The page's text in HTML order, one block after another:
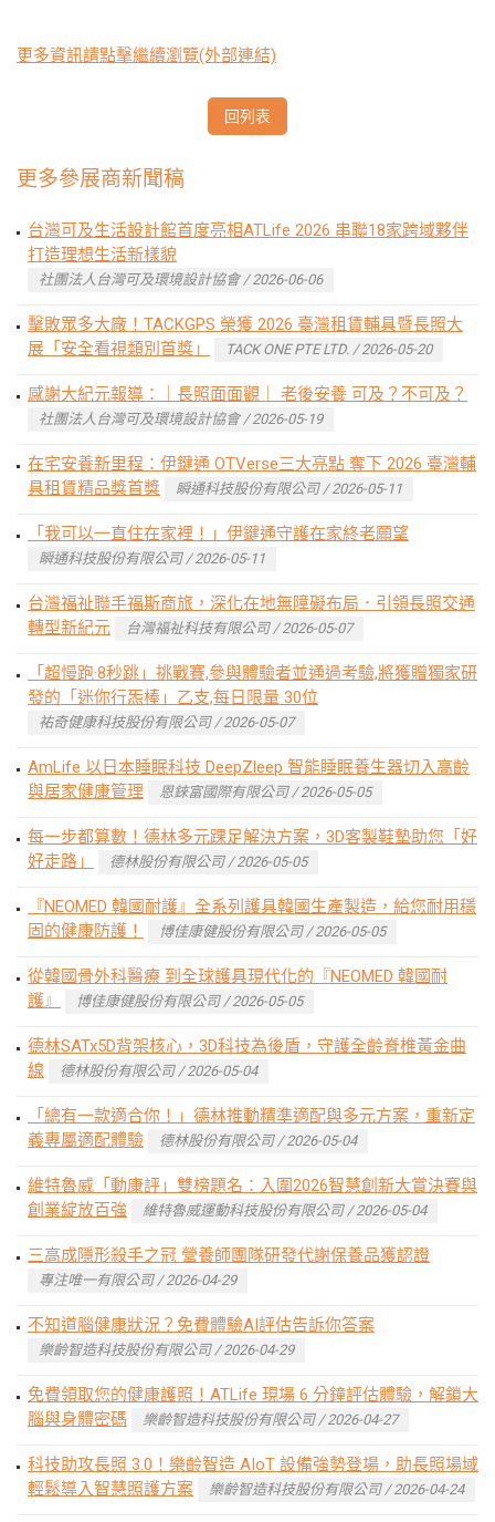
更多資訊請點擊繼續瀏覽(外部連結)
回列表
更多參展商新聞稿
台灣可及生活設計館首度亮相ATLife 2026 串聯18家跨域夥伴
打造理想生活新樣貌
社團法人台灣可及環境設計協會 / 2026-06-06
擊敗眾多大廠！TACKGPS 榮獲 2026 臺灣租賃輔具暨長照大
展「安全看視類別首獎」
TACK ONE PTE LTD. / 2026-05-20
感謝大紀元報導：｜長照面面觀｜ 老後安養 可及？不可及？
社團法人台灣可及環境設計協會 / 2026-05-19
在宅安養新里程：伊鍵通 OTVerse三大亮點 奪下 2026 臺灣輔
具租賃精品獎首獎
瞬通科技股份有限公司 / 2026-05-11
「我可以一直住在家裡！」伊鍵通守護在家終老願望
瞬通科技股份有限公司 / 2026-05-11
台灣福祉聯手福斯商旅，深化在地無障礙布局．引領長照交通
轉型新紀元
台灣福祉科技有限公司 / 2026-05-07
「超慢跑·8秒跳」挑戰賽,參與體驗者並通過考驗,將獲贈獨家研
發的「迷你行炁棒」乙支,每日限量 30位
祐奇健康科技股份有限公司 / 2026-05-07
AmLife 以日本睡眠科技 DeepZleep 智能睡眠養生器切入高齡
與居家健康管理
恩錸富國際有限公司 / 2026-05-05
每一步都算數！德林多元踝足解決方案，3D客製鞋墊助您「好
好走路」
德林股份有限公司 / 2026-05-05
『NEOMED 韓國耐護』全系列護具韓國生產製造，給您耐用穩
固的健康防護！
博佳康健股份有限公司 / 2026-05-05
從韓國骨外科醫療 到全球護具現代化的『NEOMED 韓國耐
護』
博佳康健股份有限公司 / 2026-05-05
德林SATx5D背架核心，3D科技為後盾，守護全齡脊椎黃金曲
線
德林股份有限公司 / 2026-05-04
「總有一款適合你！」德林推動精準適配與多元方案，重新定
義專屬適配體驗
德林股份有限公司 / 2026-05-04
維特魯威「動康評」雙榜題名：入圍2026智慧創新大賞決賽與
創業綻放百強
維特魯威運動科技股份有限公司 / 2026-05-04
三高成隱形殺手之冠 營養師團隊研發代謝保養品獲認證
專注唯一有限公司 / 2026-04-29
不知道腦健康狀況？免費體驗AI評估告訴你答案
樂齡智造科技股份有限公司 / 2026-04-29
免費領取您的健康護照！ATLife 現場 6 分鐘評估體驗，解鎖大
腦與身體密碼
樂齡智造科技股份有限公司 / 2026-04-27
科技助攻長照 3.0！樂齡智造 AIoT 設備強勢登場，助長照場域
輕鬆導入智慧照護方案
樂齡智造科技股份有限公司 / 2026-04-24